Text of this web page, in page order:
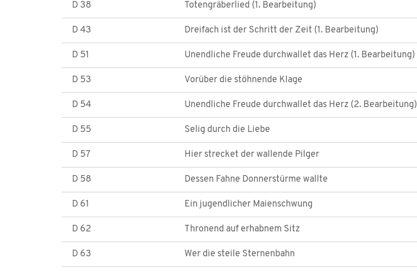
D 38 Totengräberlied (1. Bearbeitung)
D 43 Dreifach ist der Schritt der Zeit (1. Bearbeitung)
D 51 Unendliche Freude durchwallet das Herz (1. Bearbeitung)
D 53 Vorüber die stöhnende Klage
D 54 Unendliche Freude durchwallet das Herz (2. Bearbeitung)
D 55 Selig durch die Liebe
D 57 Hier strecket der wallende Pilger
D 58 Dessen Fahne Donnerstürme wallte
D 61 Ein jugendlicher Maienschwung
D 62 Thronend auf erhabnem Sitz
D 63 Wer die steile Sternenbahn